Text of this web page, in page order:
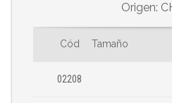
Origen:
Cód Tamaño
02208